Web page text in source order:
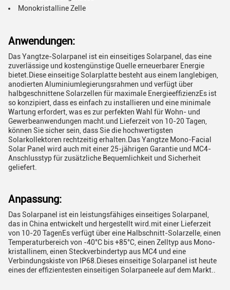
Monokristalline Zelle
Anwendungen:
Das Yangtze-Solarpanel ist ein einseitiges Solarpanel, das eine
zuverlässige und kostengünstige Quelle erneuerbarer Energie
bietet.Diese einseitige Solarplatte besteht aus einem langlebigen,
anodierten Aluminiumlegierungsrahmen und verfügt über
halbgeschnittene Solarzellen für maximale EnergieeffizienzEs ist
so konzipiert, dass es einfach zu installieren und eine minimale
Wartung erfordert, was es zur perfekten Wahl für Wohn- und
Gewerbeanwendungen macht.und Lieferzeit von 10-20 Tagen,
können Sie sicher sein, dass Sie die hochwertigsten
Solarkollektoren rechtzeitig erhalten.Das Yangtze Mono-Facial
Solar Panel wird auch mit einer 25-jährigen Garantie und MC4-
Anschlusstyp für zusätzliche Bequemlichkeit und Sicherheit
geliefert.
Anpassung:
Das Solarpanel ist ein leistungsfähiges einseitiges Solarpanel,
das in China entwickelt und hergestellt wird.mit einer Lieferzeit
von 10-20 TagenEs verfügt über eine Halbschnitt-Solarzelle, einen
Temperaturbereich von -40°C bis +85°C, einen Zelltyp aus Mono-
kristallinem, einen Steckverbindertyp aus MC4 und eine
Verbindungskiste von IP68.Dieses einseitige Solarpanel ist heute
eines der effizientesten einseitigen Solarpaneele auf dem Markt..